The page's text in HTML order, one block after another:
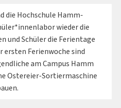
die Hochschule Hamm-
wieder die
und Schüler die Ferientage
ersten Ferienwoche sind
am Campus Hamm
Ostereier-Sortiermaschine